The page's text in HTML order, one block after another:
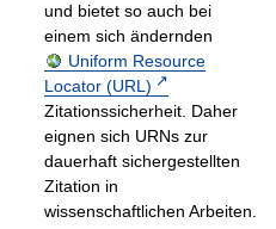
und bietet so auch bei
einem sich ändernden
Uniform Resource
Locator (URL)
Zitationssicherheit. Daher
eignen sich URNs zur
dauerhaft sichergestellten
Zitation in
wissenschaftlichen Arbeiten.